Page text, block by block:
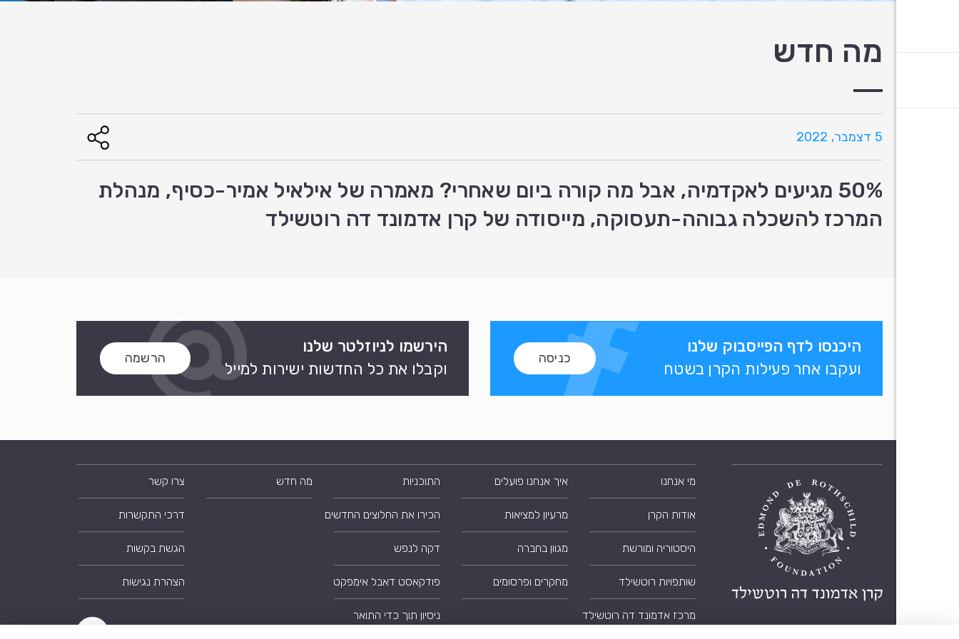
מה חדש
5 דצמבר, 2022
50% מגיעים לאקדמיה, אבל מה קורה ביום שאחרי? מאמרה של אילאיל אמיר-כסיף, מנהלת
המרכז להשכלה גבוהה-תעסוקה, מייסודה של קרן אדמונד דה רוטשילד
היכנסו לדף הפייסבוק שלנו
ועקבו אחר פעילות הקרן בשטח
כניסה
הירשמו לניוזלטר שלנו
וקבלו את כל החדשות ישירות למייל
הרשמה
מי אנחנו
אודות הקרן
היסטוריה ומורשת
שותפויות רוטשילד
מרכז אדמונד דה רוטשילד
איך אנחנו פועלים
מרעיון למציאות
מגוון בחברה
מחקרים ופרסומים
התוכניות
הכירו את החלוצים החדשים
דקה לנפש
פודקאסט דאבל אימפקט
ניסיון תוך כדי התואר
מה חדש צרו קשר
דרכי התקשרות
הגשת בקשות
הצהרת נגישות